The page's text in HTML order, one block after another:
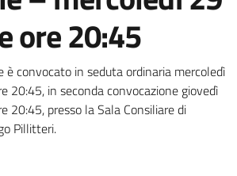
ore 20:45
notizia
è convocato in seduta ordinaria mercoledì
20:45, in seconda convocazione giovedì
20:45, presso la Sala Consiliare di
Pillitteri.